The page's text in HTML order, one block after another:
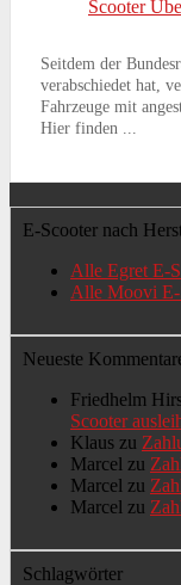
Seitdem der
verabschiedet hat,
Fahrzeuge mit
Hier finden ...
E-Scooter nach
Alle Egret E-
Alle Moovi E-
Neueste
Friedhelm
Scooter
Klaus zu
Marcel zu
Marcel zu
Marcel zu
Schlagwörter